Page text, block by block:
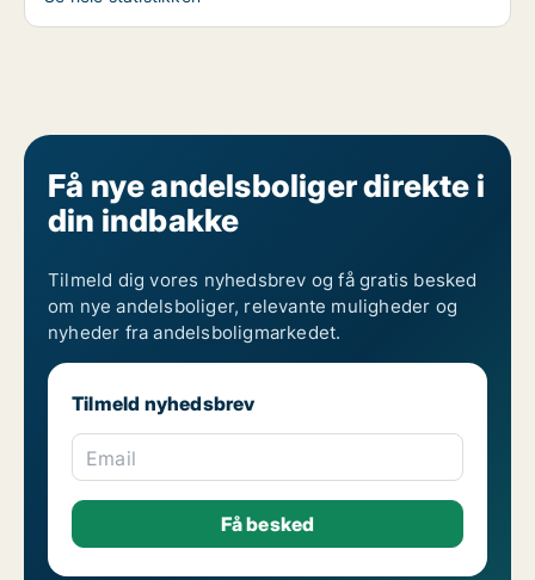
Få nye andelsboliger direkte i
din indbakke
Tilmeld dig vores nyhedsbrev og få gratis besked
om nye andelsboliger, relevante muligheder og
nyheder fra andelsboligmarkedet.
Tilmeld nyhedsbrev
Email